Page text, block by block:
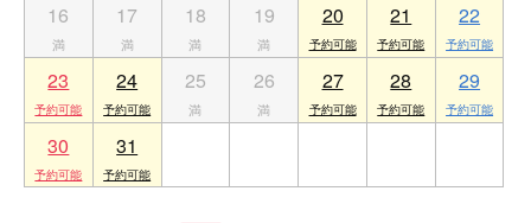
16 17 18 19 20 21 22
23 24 25 26 27 28 29
30 31